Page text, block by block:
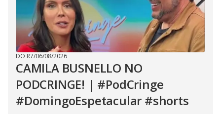
o
DO R7/06/08/2026
CAMILA BUSNELLO NO
PODCRINGE! | #PodCringe
#DomingoEspetacular #shorts